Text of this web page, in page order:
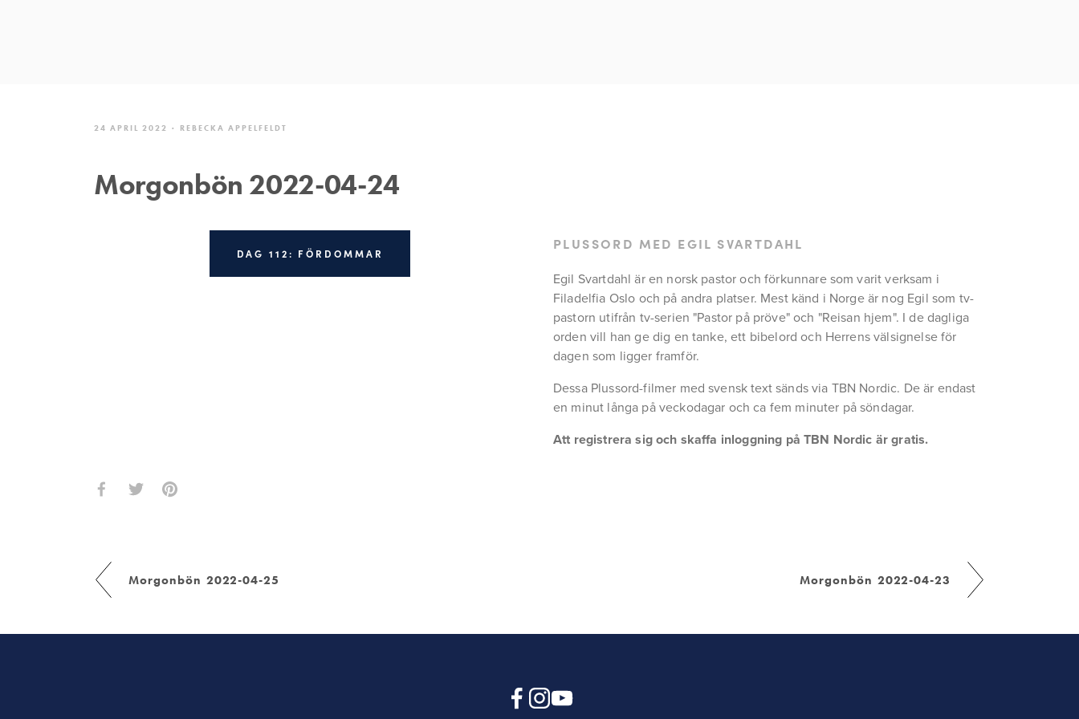
Morgonbön 2022-04-24
DAG 112: FÖRDOMMAR
PLUSSORD MED EGIL SVARTDAHL
Egil Svartdahl är en norsk pastor och förkunnare som varit verksam i
Filadelfia Oslo och på andra platser. Mest känd i Norge är nog Egil som tv-
pastorn utifrån tv-serien "Pastor på pröve" och "Reisan hjem". I de dagliga
orden vill han ge dig en tanke, ett bibelord och Herrens välsignelse för
dagen som ligger framför.
Dessa Plussord-filmer med svensk text sänds via TBN Nordic. De är endast
en minut långa på veckodagar och ca fem minuter på söndagar.
Att registrera sig och skaffa inloggning på TBN Nordic är gratis.
REBECKA APPELFELDT
24 APRIL 2022
Morgonbön 2022-04-25 Morgonbön 2022-04-23